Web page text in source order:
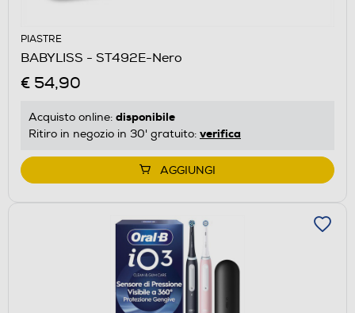
PIASTRE
BABYLISS - ST492E-Nero
€ 54,90
Acquisto online: disponibile
Ritiro in negozio in 30' gratuito: verifica
AGGIUNGI